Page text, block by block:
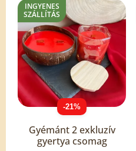
INGYENES
SZÁLLÍTÁS
-21%
Gyémánt 2 exkluzív
gyertya csomag